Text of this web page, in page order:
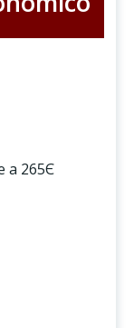
a 265Є